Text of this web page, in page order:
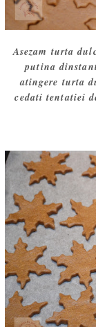
Asezam turta
putina
atingere turta
cedati tentatiei